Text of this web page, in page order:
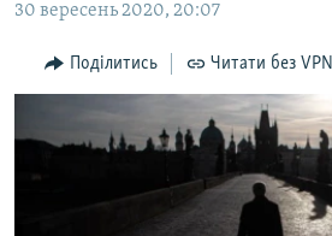
Перейти
пошуку
ПОГЛЯД
ІНТЕРВ'Ю
СПЕЦПРОЕКТИ
ДЕПОРТАЦІЯ
ЯК ОБІЙТИ БЛОКУВАННЯ
30 вересень 2020, 20:07
Поділитись Читати без VPN